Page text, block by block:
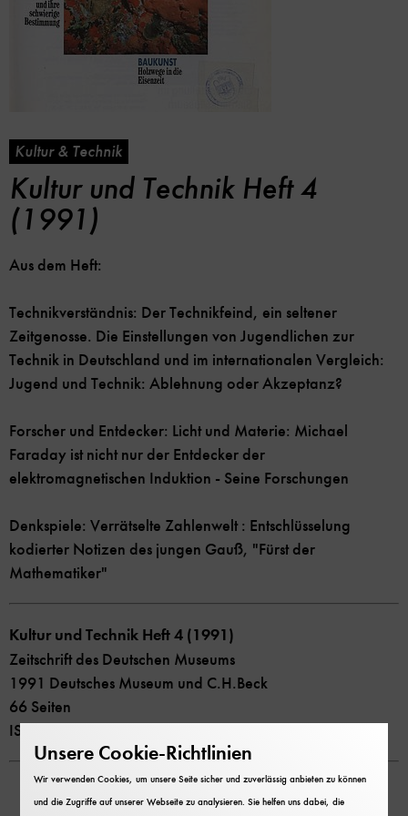
Kultur & Technik
Kultur und Technik Heft 4
(1991)
Aus dem Heft:
Technikverständnis: Der Technikfeind, ein seltener
Zeitgenosse. Die Einstellungen von Jugendlichen zur
Technik in Deutschland und im internationalen Vergleich:
Jugend und Technik: Ablehnung oder Akzeptanz?
Forscher und Entdecker: Licht und Materie: Michael
Faraday ist nicht nur der Entdecker der
elektromagnetischen Induktion - Seine Forschungen
Denkspiele: Verrätselte Zahlenwelt : Entschlüsselung
kodierter Notizen des jungen Gauß, "Fürst der
Mathematiker"
Kultur und Technik Heft 4 (1991)
Zeitschrift des Deutschen Museums
1991 Deutsches Museum und C.H.Beck
66 Seiten
ISSN 0344-5690
Unsere Cookie-Richtlinien
Wir verwenden Cookies, um unsere Seite sicher und zuverlässig anbieten zu können
und die Zugriffe auf unserer Webseite zu analysieren. Sie helfen uns dabei, die